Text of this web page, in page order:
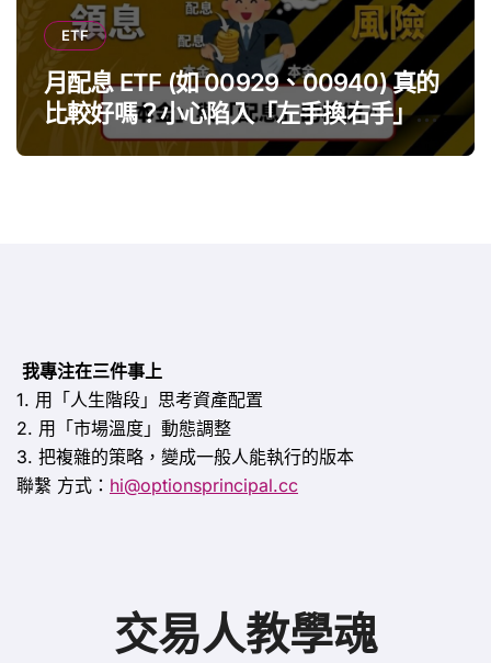
ETF
月配息 ETF (如 00929、00940) 真的
比較好嗎？小心陷入「左手換右手」迷
我專注在三件事上
1. 用「人生階段」思考資產配置
2. 用「市場溫度」動態調整
3. 把複雜的策略，變成一般人能執行的版本
聯繫 方式： hi@optionsprincipal.cc
交易人教學魂